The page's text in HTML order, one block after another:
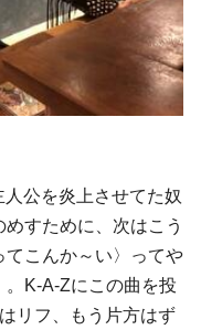
人公を炎上させてた奴
すために、次はこう
こんか～い〉ってや
。K-A-Zにこの曲を投
リフ、もう片方はず